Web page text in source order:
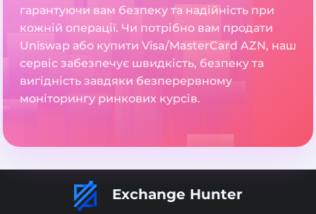
гарантуючи вам безпеку та надійність при
кожній операції. Чи потрібно вам продати
Uniswap або купити Visa/MasterCard AZN, наш
сервіс забезпечує швидкість, безпеку та
вигідність завдяки безперервному
моніторингу ринкових курсів.
Exchange Hunter